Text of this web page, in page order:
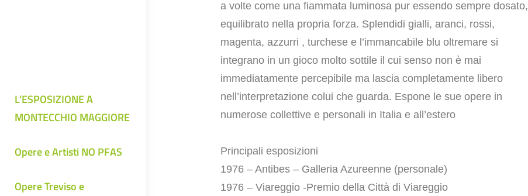
L’ESPOSIZIONE A
MONTECCHIO MAGGIORE
Opere e Artisti NO PFAS
Opere Treviso e
a volte come una fiammata luminosa pur essendo sempre dosato,
equilibrato nella propria forza. Splendidi gialli, aranci, rossi,
magenta, azzurri , turchese e l’immancabile blu oltremare si
integrano in un gioco molto sottile il cui senso non è mai
immediatamente percepibile ma lascia completamente libero
nell’interpretazione colui che guarda. Espone le sue opere in
numerose collettive e personali in Italia e all’estero
Principali esposizioni
1976 – Antibes – Galleria Azureenne (personale)
1976 – Viareggio -Premio della Città di Viareggio